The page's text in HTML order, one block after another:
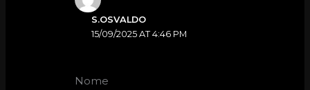
S.OSVALDO
15/09/2025 AT 4:46 PM
Nome